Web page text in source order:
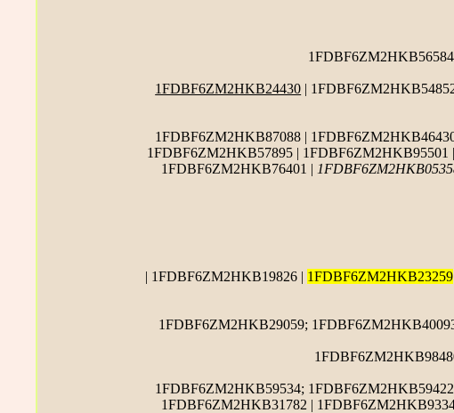
1FDBF6ZM2HKB24430 |
1FDBF6ZM2HKB87088 |
1FDBF6ZM2HKB57895 |
1FDBF6ZM2HKB76401 |
| 1FDBF6ZM2HKB19826 | 1FDBF6ZM2HKB23259
1FDBF6ZM2HKB29059;
1FDBF6ZM2HKB59534;
1FDBF6ZM2HKB31782 |